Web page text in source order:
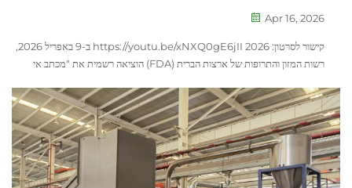
החומר המותר במגע עם מזון!
Apr 16, 2026
קישור לסרטון: https://youtu.be/xNXQ0gE6jII 2026 ב-9 באפריל 2026,
רשות המזון והתרופות של ארצות הברית (FDA) הוציאה רשמית את "מכתב אי
מאשר את התאימות של תהליך המחזור של פוליאתילן צפוף מחוזר (rHDPE)
לייצור חומרים המורשים במגע עם מזון...